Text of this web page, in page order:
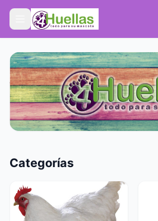
Categorías